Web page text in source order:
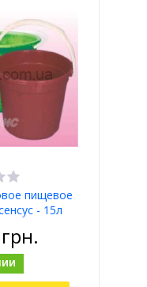
пищевое
- 15л
грн.